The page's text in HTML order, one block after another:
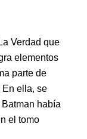
Verdad que
elementos
parte de
En ella, se
había
el tomo